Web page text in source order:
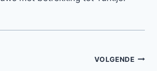
VOLGENDE